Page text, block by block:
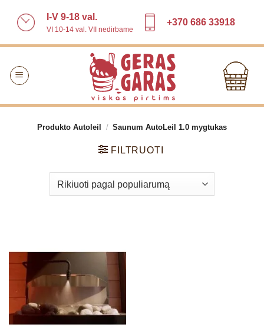
I-V 9-18 val.
VI 10-14 val. VII nedirbame
+370 686 33918
Produkto Autoleil / Saunum AutoLeil 1.0 mygtukas
FILTRUOTI